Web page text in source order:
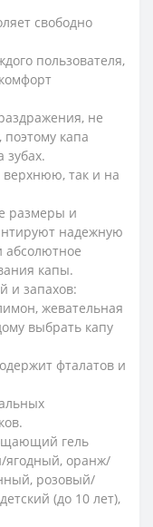
свободно
пользователя,
не
поэтому капа
зубах.
верхнюю, так и на
размеры и
надежную
абсолютное
капы.
и запахов:
жевательная
выбрать капу
фталатов и
гель
ягодный, оранж/
розовый/
(до 10 лет),